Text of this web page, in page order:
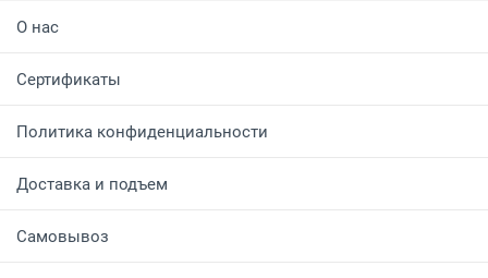
О нас
Сертификаты
Политика конфиденциальности
Доставка и подъем
Самовывоз